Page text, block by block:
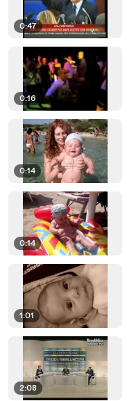
0:47
0:16
0:14
0:14
1:01
2:08